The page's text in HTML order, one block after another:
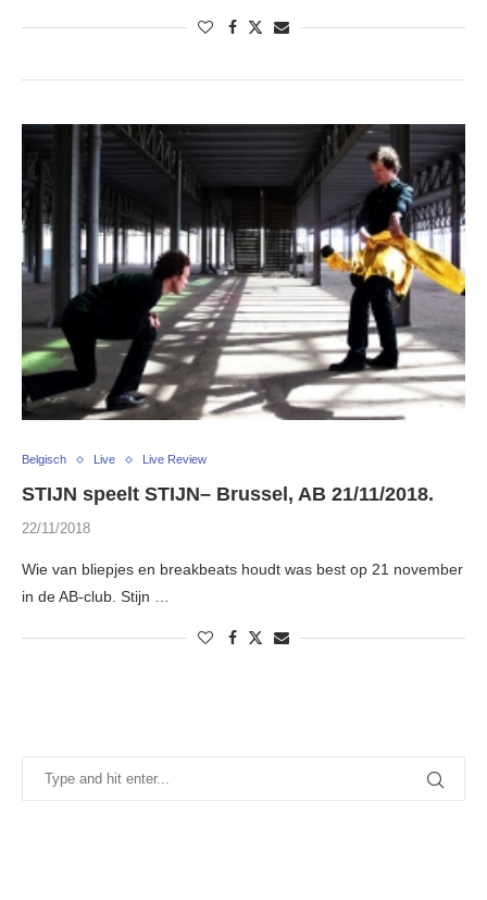
Belgisch Live Live Review
STIJN speelt STIJN– Brussel, AB 21/11/2018.
22/11/2018
Wie van bliepjes en breakbeats houdt was best op 21 november
in de AB-club. Stijn …